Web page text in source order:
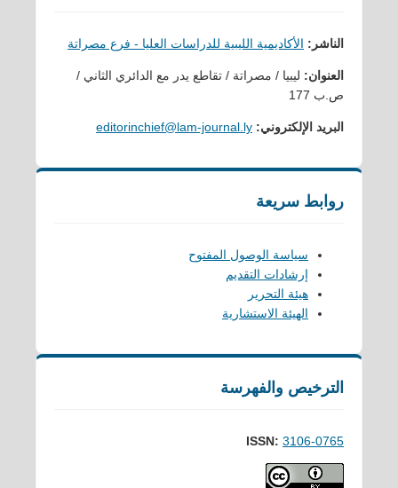
الناشر: الأكاديمية الليبية للدراسات العليا - فرع مصراتة
العنوان: ليبيا / مصراتة / تقاطع يدر مع الدائري الثاني /
ص.ب 177
البريد الإلكتروني: editorinchief@lam-journal.ly
روابط سريعة
سياسة الوصول المفتوح
إرشادات التقديم
هيئة التحرير
الهيئة الاستشارية
الترخيص والفهرسة
ISSN: 3106-0765